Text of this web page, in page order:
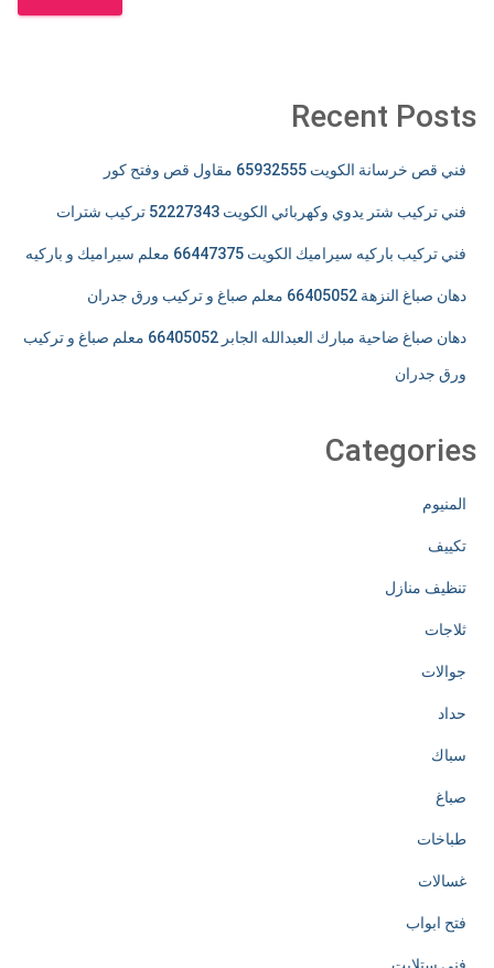
Recent Posts
فني قص خرسانة الكويت 65932555 مقاول قص وفتح كور
فني تركيب شتر يدوي وكهربائي الكويت 52227343 تركيب شترات
فني تركيب باركيه سيراميك الكويت 66447375 معلم سيراميك و باركيه
دهان صباغ النزهة 66405052 معلم صباغ و تركيب ورق جدران
دهان صباغ ضاحية مبارك العبدالله الجابر 66405052 معلم صباغ و تركيب
ورق جدران
Categories
المنيوم
تكييف
تنظيف منازل
ثلاجات
جوالات
حداد
سباك
صباغ
طباخات
غسالات
فتح ابواب
فني ستلايت